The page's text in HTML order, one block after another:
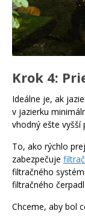
Krok 4:
Ideálne je, ak
v jazierku
vhodný ešte vyšší
To, ako rýchlo
zabezpečuje
filtračného
filtračného
Chceme, aby bol